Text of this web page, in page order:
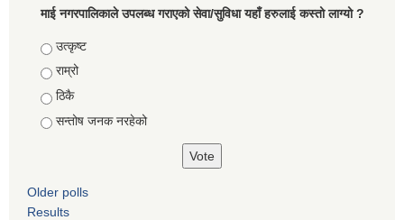
माई नगरपालिकाले उपलब्ध गराएको सेवा/सुविधा यहाँ हरुलाई कस्तो लाग्यो ?
Choices
उत्कृष्ट
राम्रो
ठिकै
सन्तोष जनक नरहेको
Older polls
Results